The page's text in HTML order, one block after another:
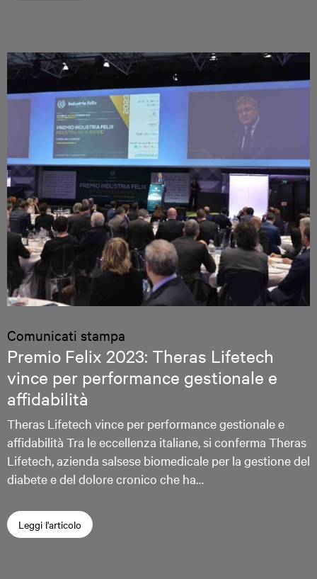
Comunicati stampa
Premio Felix 2023: Theras Lifetech
vince per performance gestionale e
affidabilità
Theras Lifetech vince per performance gestionale e
affidabilità Tra le eccellenza italiane, si conferma Theras
Lifetech, azienda salsese biomedicale per la gestione del
diabete e del dolore cronico che ha…
Leggi l'articolo